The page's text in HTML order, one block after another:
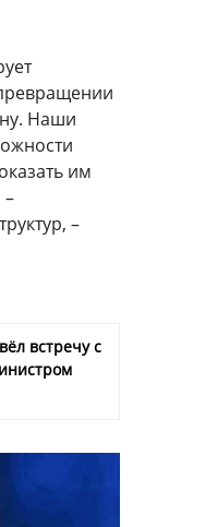
Наши
им
–
–
встречу с